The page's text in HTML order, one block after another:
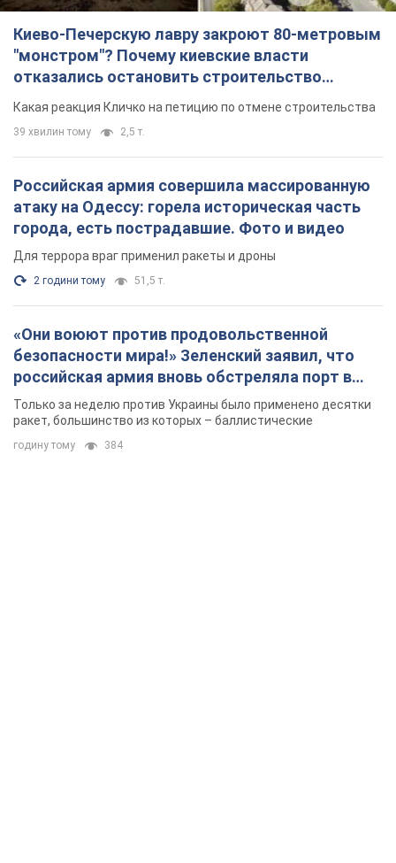
Киево-Печерскую лавру закроют 80-метровым
"монстром"? Почему киевские власти
отказались остановить строительство
небоскреба "московского верующего"
Какая реакция Кличко на петицию по отмене строительства
39 хвилин тому 2,5 т.
Российская армия совершила массированную
атаку на Одессу: горела историческая часть
города, есть пострадавшие. Фото и видео
Для террора враг применил ракеты и дроны
2 години тому 51,5 т.
«Они воюют против продовольственной
безопасности мира!» Зеленский заявил, что
российская армия вновь обстреляла порт в
Одессе
Только за неделю против Украины было применено десятки
ракет, большинство из которых – баллистические
годину тому 384